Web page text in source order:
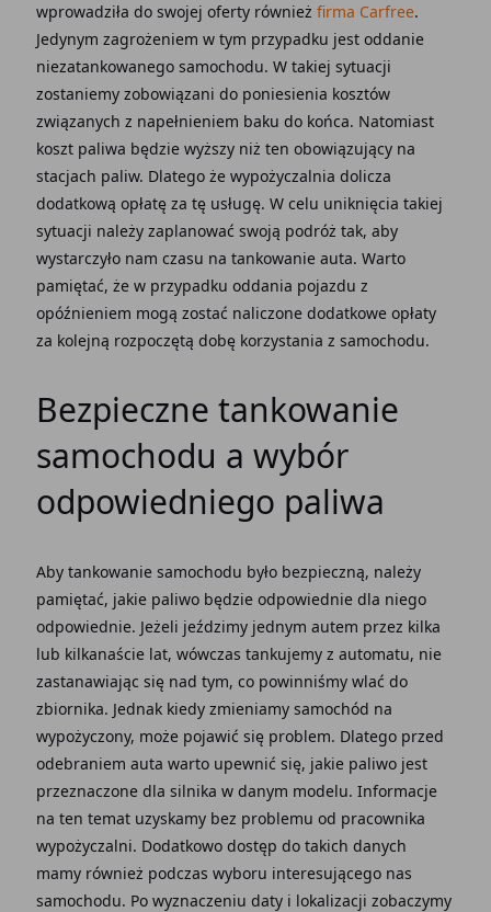
wprowadziła do swojej oferty również firma Carfree.
Jedynym zagrożeniem w tym przypadku jest oddanie
niezatankowanego samochodu. W takiej sytuacji
zostaniemy zobowiązani do poniesienia kosztów
związanych z napełnieniem baku do końca. Natomiast
koszt paliwa będzie wyższy niż ten obowiązujący na
stacjach paliw. Dlatego że wypożyczalnia dolicza
dodatkową opłatę za tę usługę. W celu uniknięcia takiej
sytuacji należy zaplanować swoją podróż tak, aby
wystarczyło nam czasu na tankowanie auta. Warto
pamiętać, że w przypadku oddania pojazdu z
opóźnieniem mogą zostać naliczone dodatkowe opłaty
za kolejną rozpoczętą dobę korzystania z samochodu.
Bezpieczne tankowanie
samochodu a wybór
odpowiedniego paliwa
Aby tankowanie samochodu było bezpieczną, należy
pamiętać, jakie paliwo będzie odpowiednie dla niego
odpowiednie. Jeżeli jeździmy jednym autem przez kilka
lub kilkanaście lat, wówczas tankujemy z automatu, nie
zastanawiając się nad tym, co powinniśmy wlać do
zbiornika. Jednak kiedy zmieniamy samochód na
wypożyczony, może pojawić się problem. Dlatego przed
odebraniem auta warto upewnić się, jakie paliwo jest
przeznaczone dla silnika w danym modelu. Informacje
na ten temat uzyskamy bez problemu od pracownika
wypożyczalni. Dodatkowo dostęp do takich danych
mamy również podczas wyboru interesującego nas
samochodu. Po wyznaczeniu daty i lokalizacji zobaczymy